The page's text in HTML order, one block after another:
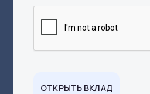
ОТКРЫТЬ ВКЛАД